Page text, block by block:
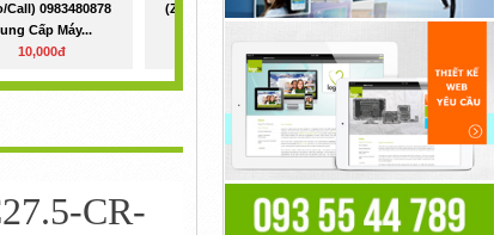
call) 0983480878
Cấp Máy...
10,000đ
(Zalo/call) 0983480878
10,000đ
(Zalo/call) 0983480878
CR-